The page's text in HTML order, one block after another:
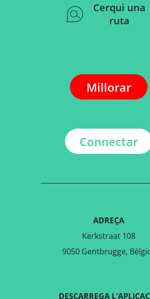
Cerqui una
ruta
Millorar
Connectar
ADREÇA
Kerkstraat 108
9050 Gentbrugge,
DESCARREGA